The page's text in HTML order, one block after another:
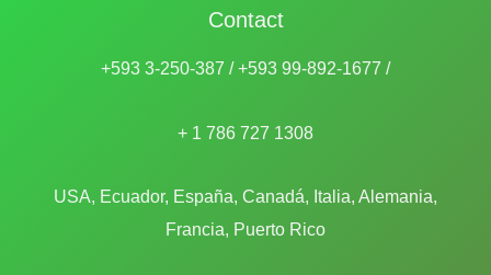
Contact
+593 3-250-387 / +593 99-892-1677 /
+ 1 786 727 1308
USA, Ecuador, España, Canadá, Italia, Alemania,
Francia, Puerto Rico